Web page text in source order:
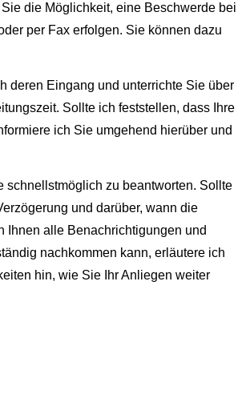
die Möglichkeit, eine Beschwerde bei
per Fax erfolgen. Sie können dazu
deren Eingang und unterrichte Sie über
Sollte ich feststellen, dass Ihre
ich Sie umgehend hierüber und
schnellstmöglich zu beantworten. Sollte
und darüber, wann die
Ihnen alle Benachrichtigungen und
nachkommen kann, erläutere ich
hin, wie Sie Ihr Anliegen weiter